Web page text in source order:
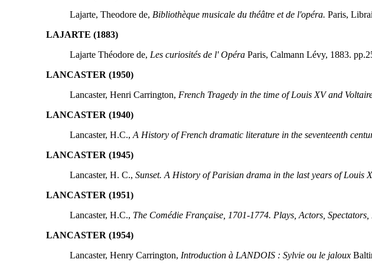
Lajarte, Theodore de, Bibliothèque musicale du théâtre et de l'opéra. Paris,
LAJARTE (1883)
Lajarte Théodore de, Les curiosités de l' OpéraParis, Calmann Lévy, 1883.
LANCASTER (1950)
Lancaster, Henri Carrington, French Tragedy in the time of Louis XV and
LANCASTER (1940)
Lancaster, H.C., A History of French dramatic literature in the seventeenth
LANCASTER (1945)
Lancaster, H. C., Sunset. A History of Parisian drama in the last years of Louis
LANCASTER (1951)
Lancaster, H.C., The Comédie Française, 1701-1774. Plays, Actors, Spectators,
LANCASTER (1954)
Lancaster, Henry Carrington, Introduction à LANDOIS : Sylvie ou le jaloux